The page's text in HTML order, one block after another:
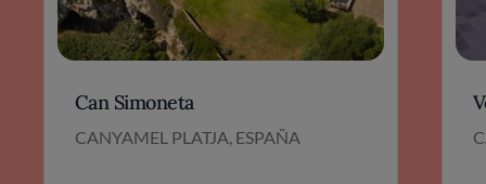
Can Simoneta
CANYAMEL PLATJA, ESPAÑA